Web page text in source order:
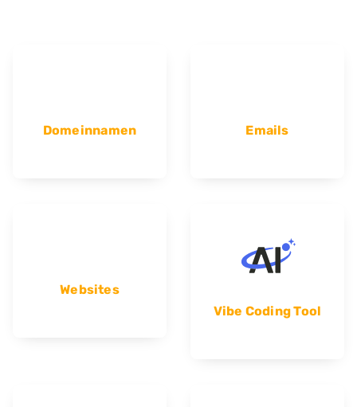
Domeinnamen Emails
Websites
Vibe Coding Tool